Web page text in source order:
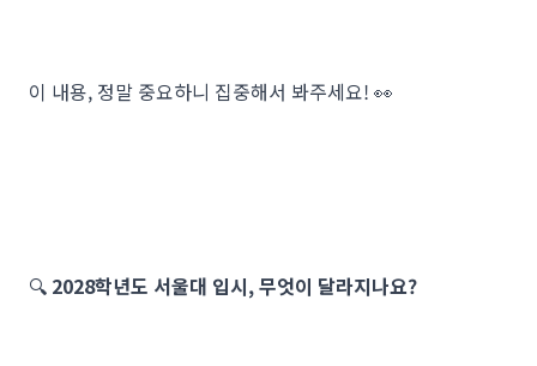
이 내용, 정말 중요하니 집중해서 봐주세요! 👀
🔍 2028학년도 서울대 입시, 무엇이 달라지나요?